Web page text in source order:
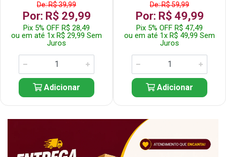
De: R$ 39,99
Por: R$ 29,99
Pix 5% OFF R$ 28,49
ou em até 1x R$ 29,99 Sem
Juros
Adicionar
De: R$ 59,99
Por: R$ 49,99
Pix 5% OFF R$ 47,49
ou em até 1x R$ 49,99 Sem
Juros
Adicionar